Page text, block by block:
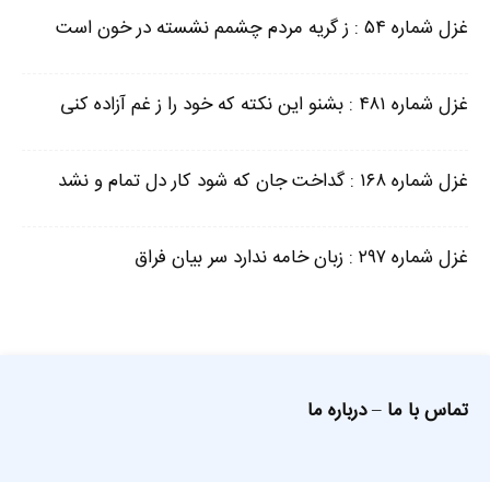
غزل شماره ۵۴ : ز گریه مردم چشمم نشسته در خون است
غزل شماره ۴۸۱ : بشنو این نکته که خود را ز غم آزاده کنی
غزل شماره ۱۶۸ : گداخت جان که شود کار دل تمام و نشد
غزل شماره ۲۹۷ : زبان خامه ندارد سر بیان فراق
تماس با ما –درباره ما